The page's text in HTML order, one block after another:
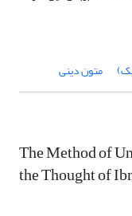
متون دینی
The Method of
the Thought of